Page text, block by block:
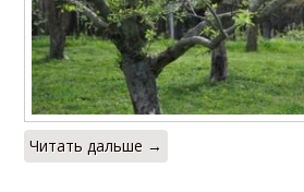
Читать дальше →